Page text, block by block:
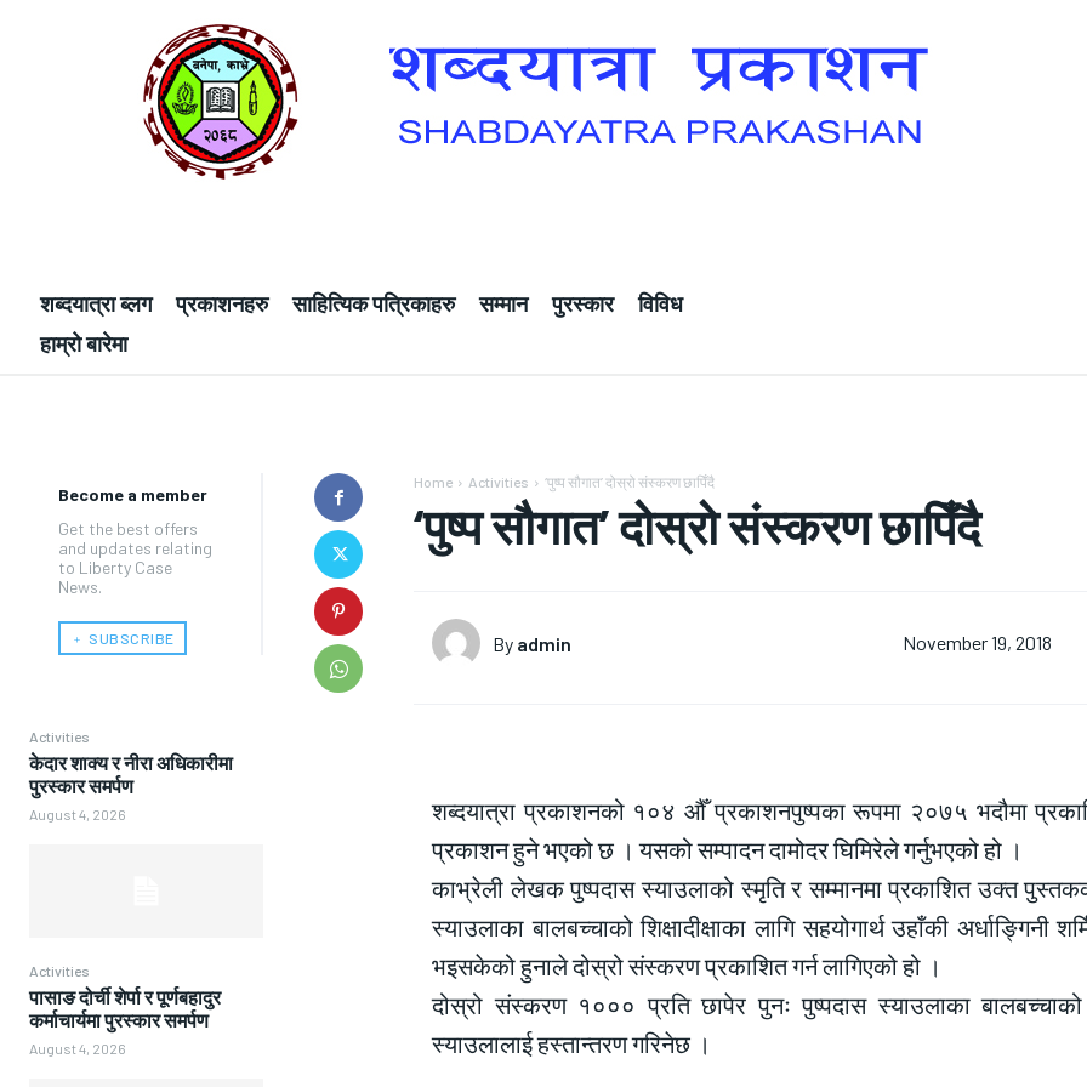
शब्दयात्रा ब्लग प्रकाशनहरु साहित्यिक पत्रिकाहरु सम्मान पुरस्कार
विविध
हाम्रो बारेमा
Become a member
Get the best offers
and updates relating
to Liberty Case
News.
﹢ SUBSCRIBE
Activities
केदार शाक्य र नीरा अधिकारीमा
पुरस्कार समर्पण
August 4, 2026
Activities
पासाङ दोर्ची शेर्पा र पूर्णबहादुर
कर्माचार्यमा पुरस्कार समर्पण
August 4, 2026
Home Activities ‘पुष्प सौगात’ दोस्रो संस्करण छापिँदै
‘पुष्प सौगात’ दोस्रो संस्करण छापिँदै
By admin November 19, 2018
शब्दयात्रा प्रकाशनको १०४ औँ प्रकाशनपुष्पका रूपमा २०७५ भदौमा
प्रकाशन हुने भएको छ । यसको सम्पादन दामोदर घिमिरेले गर्नुभएको हो ।
काभ्रेली लेखक पुष्पदास स्याउलाको स्मृति र सम्मानमा प्रकाशित उक्त
स्याउलाका बालबच्चाको शिक्षादीक्षाका लागि सहयोगार्थ उहाँकी
भइसकेको हुनाले दोस्रो संस्करण प्रकाशित गर्न लागिएको हो ।
दोस्रो संस्करण १००० प्रति छापेर पुनः पुष्पदास स्याउलाका बालबच्चाको
स्याउलालाई हस्तान्तरण गरिनेछ ।